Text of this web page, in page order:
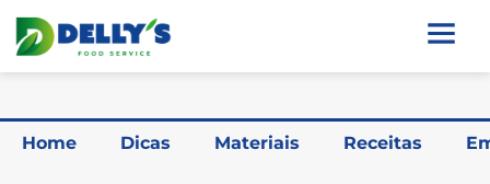
Home Dicas Materiais Receitas